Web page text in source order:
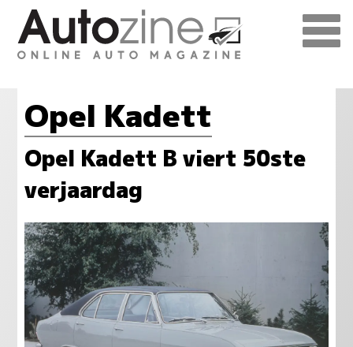
Opel Kadett
Opel Kadett B viert 50ste
verjaardag